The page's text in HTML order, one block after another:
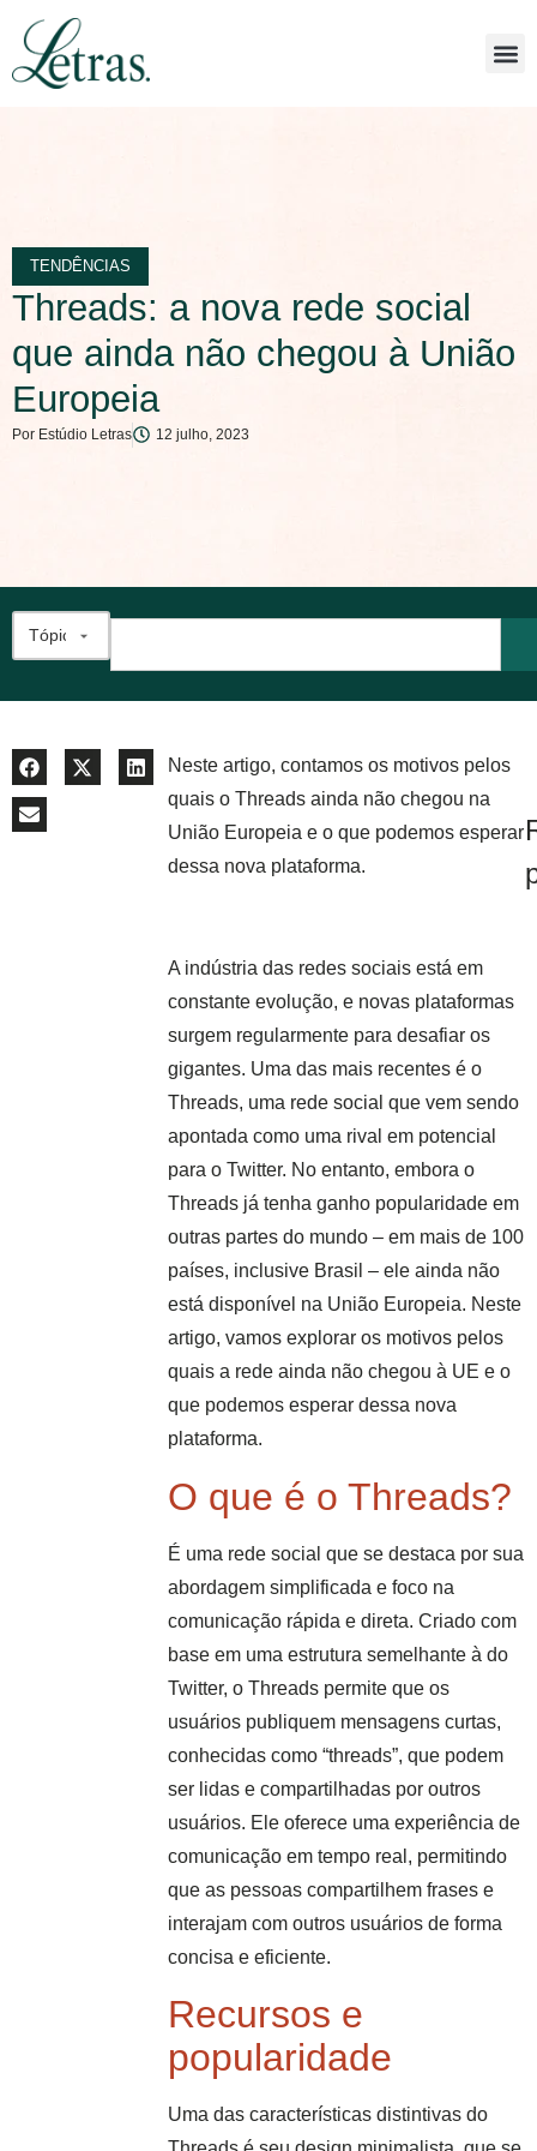
TENDÊNCIAS
Threads: a nova rede social
que ainda não chegou à União
Europeia
Por Estúdio Letras 12 julho, 2023
Neste artigo, contamos os motivos pelos
quais o Threads ainda não chegou na
União Europeia e o que podemos esperar
dessa nova plataforma.
A indústria das redes sociais está em
constante evolução, e novas plataformas
surgem regularmente para desafiar os
gigantes. Uma das mais recentes é o
Threads, uma rede social que vem sendo
apontada como uma rival em potencial
para o Twitter. No entanto, embora o
Threads já tenha ganho popularidade em
outras partes do mundo – em mais de 100
países, inclusive Brasil – ele ainda não
está disponível na União Europeia. Neste
artigo, vamos explorar os motivos pelos
quais a rede ainda não chegou à UE e o
que podemos esperar dessa nova
plataforma.
O que é o Threads?
É uma rede social que se destaca por sua
abordagem simplificada e foco na
comunicação rápida e direta. Criado com
base em uma estrutura semelhante à do
Twitter, o Threads permite que os
usuários publiquem mensagens curtas,
conhecidas como “threads”, que podem
ser lidas e compartilhadas por outros
usuários. Ele oferece uma experiência de
comunicação em tempo real, permitindo
que as pessoas compartilhem frases e
interajam com outros usuários de forma
concisa e eficiente.
Recursos e
popularidade
Uma das características distintivas do